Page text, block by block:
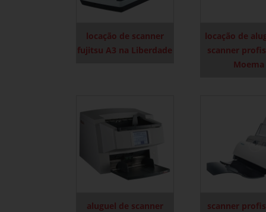
locação de scanner
fujitsu A3 na Liberdade
locação de
scanner
Moema
aluguel de scanner
scanner